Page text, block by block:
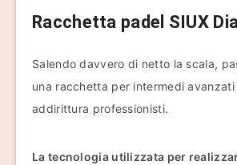
Racchetta padel SIUX
Salendo davvero di netto la scala,
una racchetta per intermedi avanzati
addirittura professionisti.
La tecnologia utilizzata per